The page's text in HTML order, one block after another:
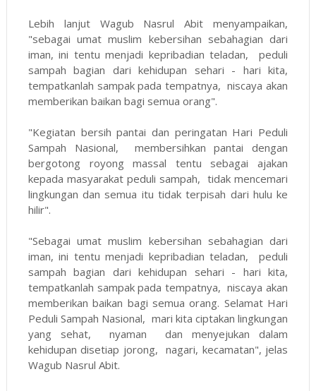
Lebih lanjut Wagub Nasrul Abit menyampaikan,
"sebagai umat muslim kebersihan sebahagian dari
iman, ini tentu menjadi kepribadian teladan, peduli
sampah bagian dari kehidupan sehari - hari kita,
tempatkanlah sampak pada tempatnya, niscaya akan
memberikan baikan bagi semua orang".
"Kegiatan bersih pantai dan peringatan Hari Peduli
Sampah Nasional, membersihkan pantai dengan
bergotong royong massal tentu sebagai ajakan
kepada masyarakat peduli sampah, tidak mencemari
lingkungan dan semua itu tidak terpisah dari hulu ke
hilir".
"Sebagai umat muslim kebersihan sebahagian dari
iman, ini tentu menjadi kepribadian teladan, peduli
sampah bagian dari kehidupan sehari - hari kita,
tempatkanlah sampak pada tempatnya, niscaya akan
memberikan baikan bagi semua orang. Selamat Hari
Peduli Sampah Nasional, mari kita ciptakan lingkungan
yang sehat, nyaman dan menyejukan dalam
kehidupan disetiap jorong, nagari, kecamatan", jelas
Wagub Nasrul Abit.